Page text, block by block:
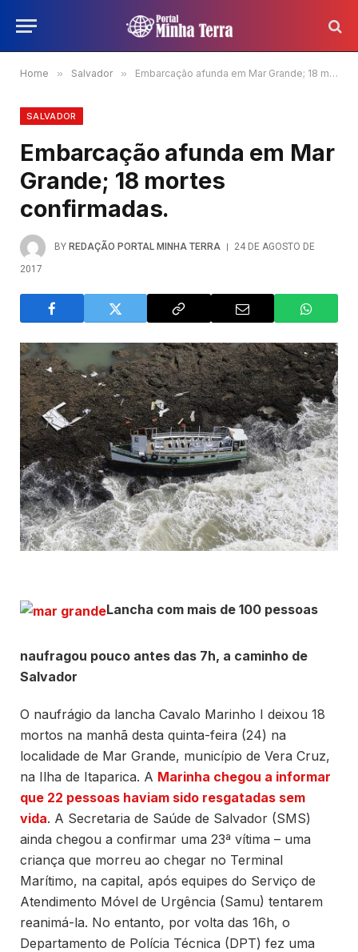
Home » Salvador » Embarcação afunda em Mar Grande; 18 mortes confirmadas.
SALVADOR
Embarcação afunda em Mar
Grande; 18 mortes
confirmadas.
BY REDAÇÃO PORTAL MINHA TERRA
24 DE AGOSTO DE
2017
Lancha com mais de 100 pessoas
naufragou pouco antes das 7h, a caminho de
Salvador
O naufrágio da lancha Cavalo Marinho I deixou 18
mortos na manhã desta quinta-feira (24) na
localidade de Mar Grande, município de Vera Cruz,
na Ilha de Itaparica. A Marinha chegou a informar
que 22 pessoas haviam sido resgatadas sem
vida. A Secretaria de Saúde de Salvador (SMS)
ainda chegou a confirmar uma 23ª vítima – uma
criança que morreu ao chegar no Terminal
Marítimo, na capital, após equipes do Serviço de
Atendimento Móvel de Urgência (Samu) tentarem
reanimá-la. No entanto, por volta das 16h, o
Departamento de Polícia Técnica (DPT) fez uma